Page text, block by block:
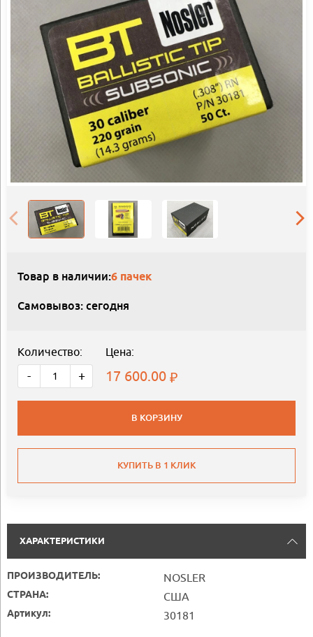
Товар в наличии:6 пачек
Самовывоз: сегодня
Количество:
- +
Цена:
17 600.00
В КОРЗИНУ
КУПИТЬ В 1 КЛИК
ХАРАКТЕРИСТИКИ
ПРОИЗВОДИТЕЛЬ: NOSLER
СТРАНА: США
Артикул: 30181